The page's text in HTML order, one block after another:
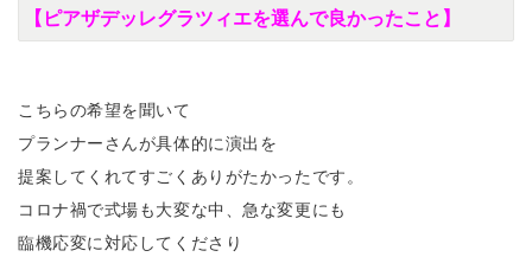
【ピアザデッレグラツィエを選んで良かったこと】
こちらの希望を聞いて
プランナーさんが具体的に演出を
提案してくれてすごくありがたかったです。
コロナ禍で式場も大変な中、急な変更にも
臨機応変に対応してくださり